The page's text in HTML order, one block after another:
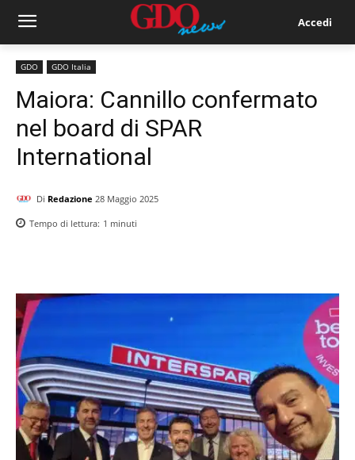
Accedi
GDO GDO Italia
Maiora: Cannillo confermato
nel board di SPAR
International
Di Redazione 28 Maggio 2025
Tempo di lettura: 1 minuti